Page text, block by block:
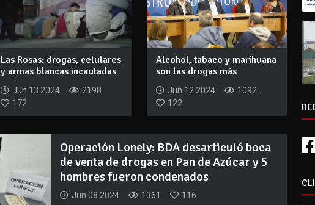
Las Rosas: drogas, celulares
y armas blancas incautadas
en l...
Jun 13 2024
2198
172
Alcohol, tabaco y marihuana
son las drogas más
consumidas en...
Jun 12 2024
1092
122
Operación Lonely: BDA desarticuló boca
de venta de drogas en Pan de Azúcar y 5
hombres fueron condenados
Jun 08 2024 1361
116